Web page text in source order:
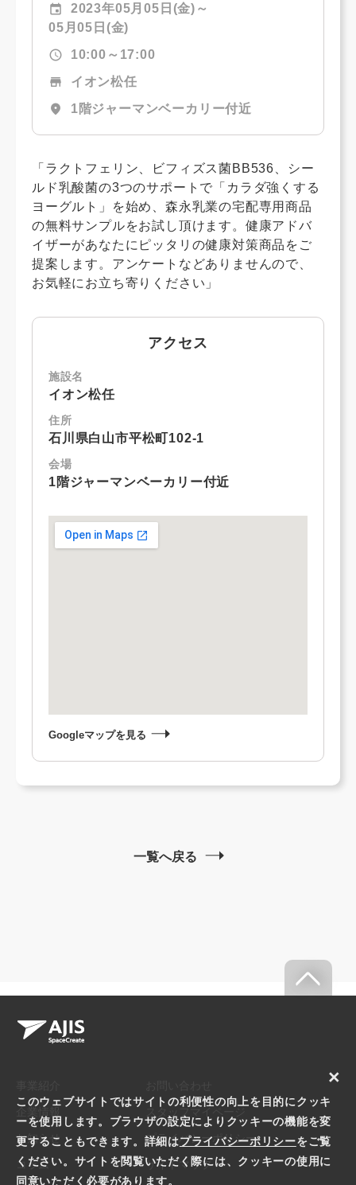
event
2023年05月05日(金)～
05月05日(金)
schedule 10:00～17:00
store イオン松任
location_on 1階ジャーマンベーカリー付近
「ラクトフェリン、ビフィズス菌BB536、シー
ルド乳酸菌の3つのサポートで「カラダ強くする
ヨーグルト」を始め、森永乳業の宅配専用商品
の無料サンプルをお試し頂けます。健康アドバ
イザーがあなたにピッタリの健康対策商品をご
提案します。アンケートなどありませんので、
お気軽にお立ち寄りください」
アクセス
施設名
イオン松任
住所
石川県白山市平松町102-1
会場
1階ジャーマンベーカリー付近
Googleマップを見る
一覧へ戻る
お知らせ
コラム
プライバシーポリシー
サイトマップ
このウェブサイトではサイトの利便性の向上を目的にクッキ
ーを使用します。ブラウザの設定によりクッキーの機能を変
更することもできます。詳細はプライバシーポリシーをご覧
ください。サイトを閲覧いただく際には、クッキーの使用に
同意いただく必要があります。
×